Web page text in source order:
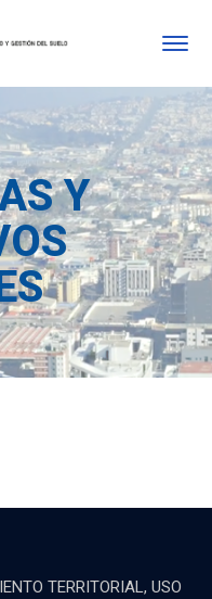
Y
TERRITORIAL, USO